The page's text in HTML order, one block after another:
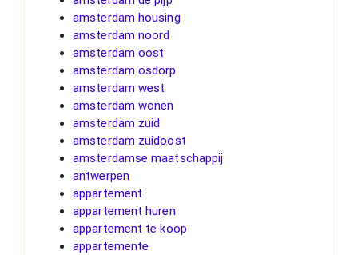
amsterdam housing
amsterdam noord
amsterdam oost
amsterdam osdorp
amsterdam west
amsterdam wonen
amsterdam zuid
amsterdam zuidoost
amsterdamse maatschappij
antwerpen
appartement
appartement huren
appartement te koop
appartemente